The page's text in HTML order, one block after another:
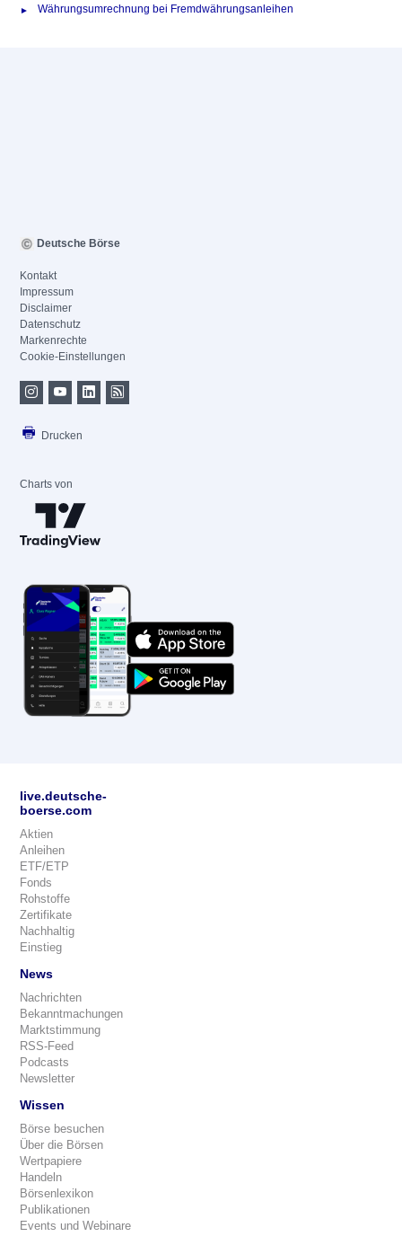
Währungsumrechnung bei Fremdwährungsanleihen
Deutsche Börse
Kontakt
Impressum
Disclaimer
Datenschutz
Markenrechte
Cookie-Einstellungen
Drucken
Charts von
live.deutsche-
boerse.com
Aktien
Anleihen
ETF/ETP
Fonds
Rohstoffe
Zertifikate
Nachhaltig
Einstieg
News
Nachrichten
Bekanntmachungen
Marktstimmung
RSS-Feed
Podcasts
Newsletter
Wissen
Börse besuchen
Über die Börsen
Wertpapiere
Handeln
Börsenlexikon
Publikationen
Events und Webinare